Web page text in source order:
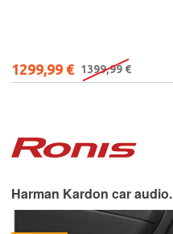
1299,99 € 1399,99 €
Harman Kardon car audio.